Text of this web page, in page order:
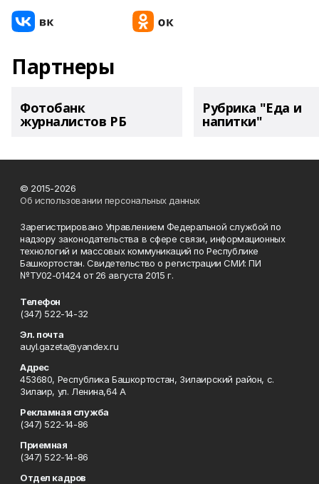
Партнеры
Фотобанк
журналистов РБ
Рубрика "Еда и
напитки"
© 2015-2026
Об использовании персональных данных
Зарегистрировано Управлением Федеральной службой по
надзору законодательства в сфере связи, информационных
технологий и массовых коммуникаций по Республике
Башкортостан. Свидетельство о регистрации СМИ: ПИ
№ТУ02-01424 от 26 августа 2015 г.
Телефон
(347) 522-14-32
Эл. почта
auyl.gazeta@yandex.ru
Адрес
453680, Республика Башкортостан, Зилаирский район, с.
Зилаир, ул. Ленина,64 А
Рекламная служба
(347) 522-14-86
Приемная
(347) 522-14-86
Отдел кадров